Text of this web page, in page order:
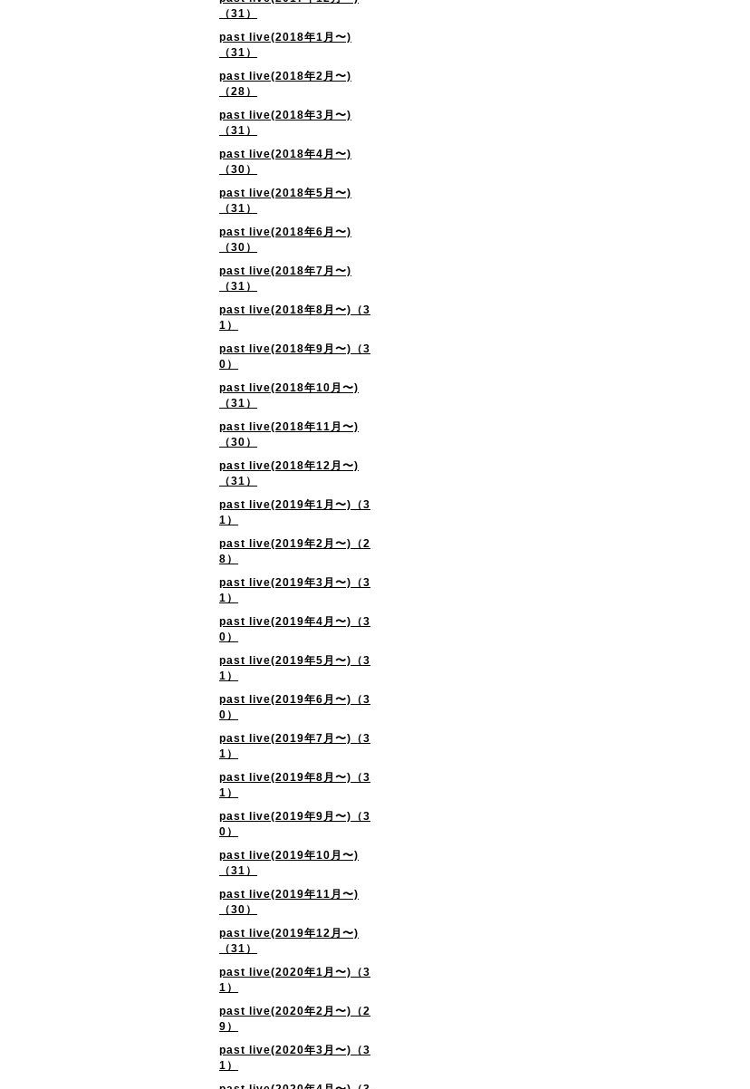
（31）
past live(2018年1月〜)
（31）
past live(2018年2月〜)
（28）
past live(2018年3月〜)
（31）
past live(2018年4月〜)
（30）
past live(2018年5月〜)
（31）
past live(2018年6月〜)
（30）
past live(2018年7月〜)
（31）
past live(2018年8月〜)（3
1）
past live(2018年9月〜)（3
0）
past live(2018年10月〜)
（31）
past live(2018年11月〜)
（30）
past live(2018年12月〜)
（31）
past live(2019年1月〜)（3
1）
past live(2019年2月〜)（2
8）
past live(2019年3月〜)（3
1）
past live(2019年4月〜)（3
0）
past live(2019年5月〜)（3
1）
past live(2019年6月〜)（3
0）
past live(2019年7月〜)（3
1）
past live(2019年8月〜)（3
1）
past live(2019年9月〜)（3
0）
past live(2019年10月〜)
（31）
past live(2019年11月〜)
（30）
past live(2019年12月〜)
（31）
past live(2020年1月〜)（3
1）
past live(2020年2月〜)（2
9）
past live(2020年3月〜)（3
1）